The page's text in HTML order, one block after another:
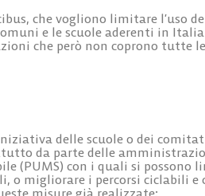
che vogliono limitare l’uso
e le scuole aderenti in Italia
che però non coprono tutte
delle scuole o dei
da parte delle
(PUMS) con i quali si possono
o migliorare i percorsi ciclabili e
misure già realizzate: